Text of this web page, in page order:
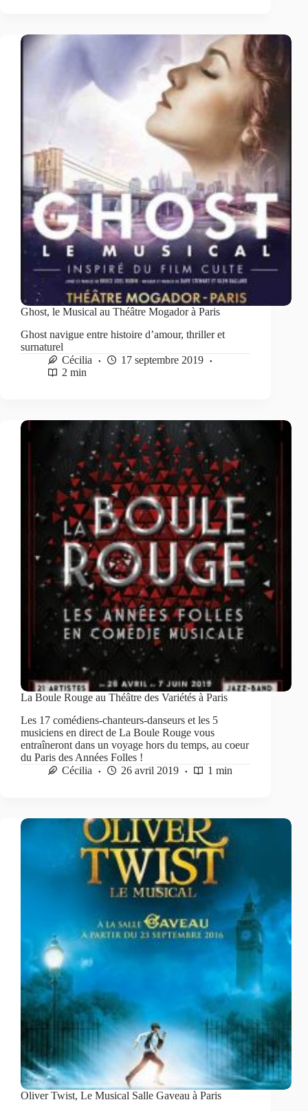
Ghost, le Musical au Théâtre Mogador à Paris
Ghost navigue entre histoire d’amour, thriller et
surnaturel
Cécilia
17 septembre 2019
2 min
La Boule Rouge au Théâtre des Variétés à Paris
Les 17 comédiens-chanteurs-danseurs et les 5
musiciens en direct de La Boule Rouge vous
entraîneront dans un voyage hors du temps, au coeur
du Paris des Années Folles !
Cécilia
26 avril 2019 1 min
Oliver Twist, Le Musical Salle Gaveau à Paris